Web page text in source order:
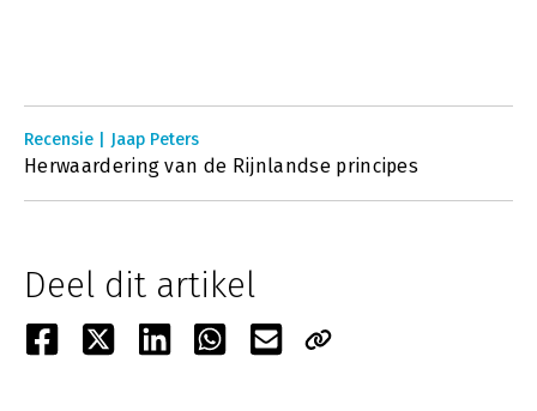
Recensie | Jaap Peters
Herwaardering van de Rijnlandse principes
Deel dit artikel